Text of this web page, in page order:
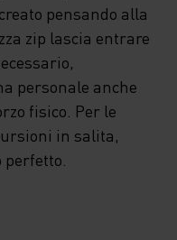
pensando alla
zip lascia entrare
personale anche
fisico. Per le
in salita,